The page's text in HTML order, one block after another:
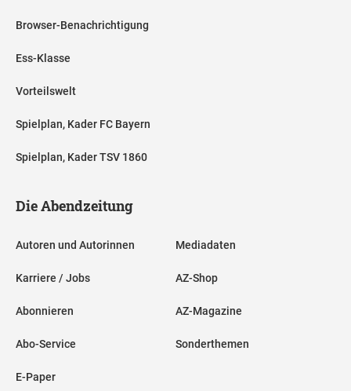
Browser-Benachrichtigung
Ess-Klasse
Vorteilswelt
Spielplan, Kader FC Bayern
Spielplan, Kader TSV 1860
Die Abendzeitung
Autoren und Autorinnen
Karriere / Jobs
Abonnieren
Abo-Service
E-Paper
Mediadaten
AZ-Shop
AZ-Magazine
Sonderthemen